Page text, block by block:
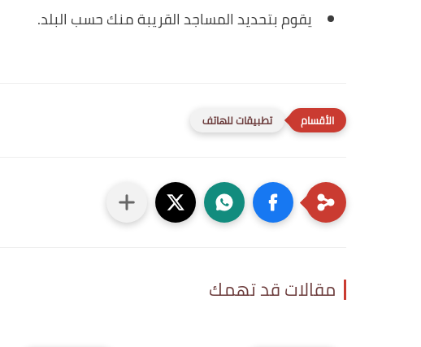
يقوم بتحديد المساجد القريبة منك حسب البلد.
تطبيقات للهاتف
مقالات قد تهمك